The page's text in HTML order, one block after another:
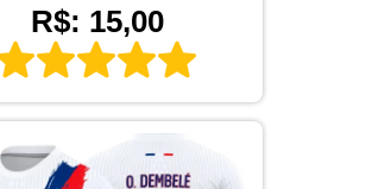
R$: 15,00